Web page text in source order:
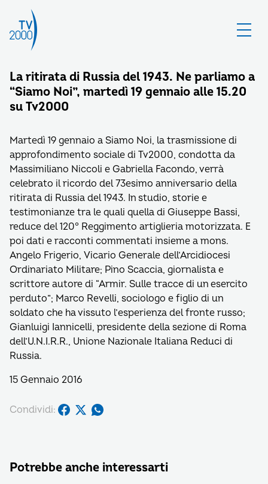
La ritirata di Russia del 1943. Ne parliamo a
“Siamo Noi”, martedì 19 gennaio alle 15.20
su Tv2000
Martedì 19 gennaio a Siamo Noi, la trasmissione di
approfondimento sociale di Tv2000, condotta da
Massimiliano Niccoli e Gabriella Facondo, verrà
celebrato il ricordo del 73esimo anniversario della
ritirata di Russia del 1943. In studio, storie e
testimonianze tra le quali quella di Giuseppe Bassi,
reduce del 120° Reggimento artiglieria motorizzata. E
poi dati e racconti commentati insieme a mons.
Angelo Frigerio, Vicario Generale dell’Arcidiocesi
Ordinariato Militare; Pino Scaccia, giornalista e
scrittore autore di “Armir. Sulle tracce di un esercito
perduto”; Marco Revelli, sociologo e figlio di un
soldato che ha vissuto l’esperienza del fronte russo;
Gianluigi Iannicelli, presidente della sezione di Roma
dell’U.N.I.R.R., Unione Nazionale Italiana Reduci di
Russia.
15 Gennaio 2016
Condividi:
Potrebbe anche interessarti